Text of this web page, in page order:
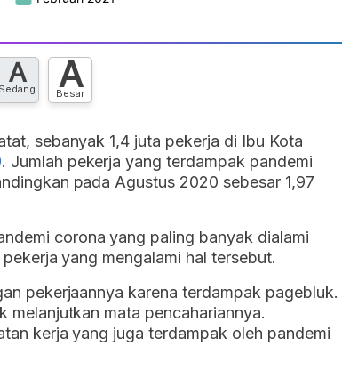
A
Sedang A
Besar
sebanyak 1,4 juta pekerja di Ibu Kota
. Jumlah pekerja yang terdampak pandemi
pada Agustus 2020 sebesar 1,97
corona yang paling banyak dialami
yang mengalami hal tersebut.
pekerjaannya karena terdampak pagebluk.
melanjutkan mata pencahariannya.
kerja yang juga terdampak oleh pandemi